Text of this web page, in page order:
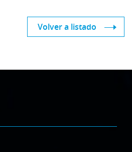
Volver a listado